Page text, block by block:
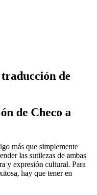
de
de Checo a
más que simplemente
las sutilezas de ambas
y expresión cultural. Para
hay que tener en